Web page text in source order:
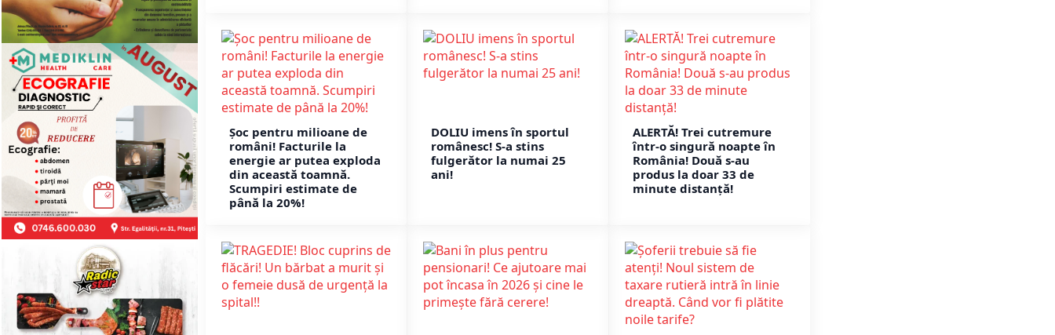
Șoc pentru milioane de
români! Facturile la
energie ar putea exploda
din această toamnă.
Scumpiri estimate de
până la 20%!
DOLIU imens în sportul
românesc! S-a stins
fulgerător la numai 25
ani!
ALERTĂ! Trei cutremure
într-o singură noapte în
România! Două s-au
produs la doar 33 de
minute distanță!